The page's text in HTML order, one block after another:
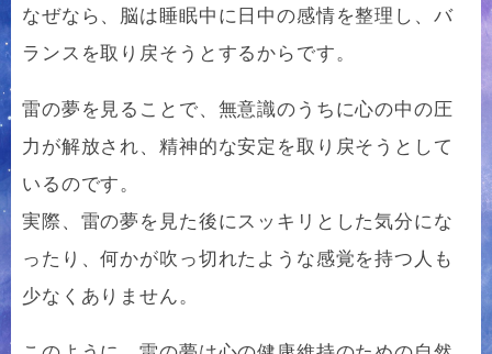
なぜなら、脳は睡眠中に日中の感情を整理し、バ
ランスを取り戻そうとするからです。
雷の夢を見ることで、無意識のうちに心の中の圧
力が解放され、精神的な安定を取り戻そうとして
いるのです。
実際、雷の夢を見た後にスッキリとした気分にな
ったり、何かが吹っ切れたような感覚を持つ人も
少なくありません。